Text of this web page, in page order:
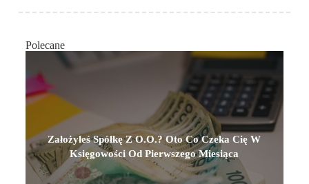
Polecane
Założyłeś Spółkę Z O.o.? Oto Co Czeka Cię W
Księgowości Od Pierwszego Miesiąca